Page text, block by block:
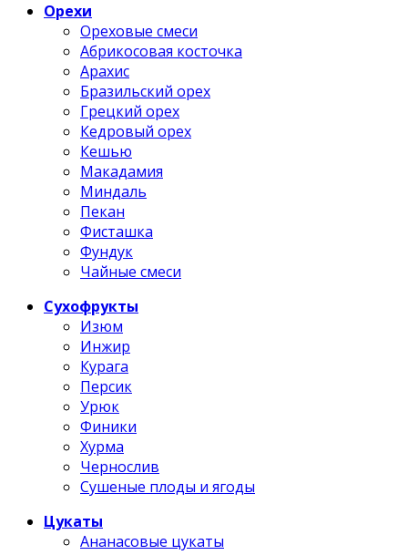
Орехи
Ореховые смеси
Абрикосовая косточка
Арахис
Бразильский орех
Грецкий орех
Кедровый орех
Кешью
Макадамия
Миндаль
Пекан
Фисташка
Фундук
Чайные смеси
Сухофрукты
Изюм
Инжир
Курага
Персик
Урюк
Финики
Хурма
Чернослив
Сушеные плоды и ягоды
Цукаты
Ананасовые цукаты